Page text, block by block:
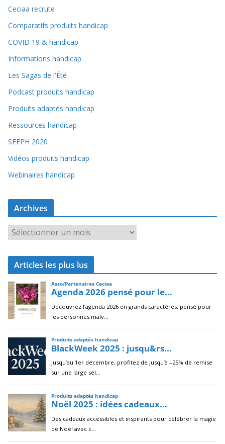
Ceciaa recrute
Comparatifs produits handicap
COVID 19 & handicap
Informations handicap
Les Sagas de l'Été
Podcast produits handicap
Produits adaptés handicap
Ressources handicap
SEEPH 2020
Vidéos produits handicap
Webinaires handicap
Archives
r
c
i
v
e
s
Articles les plus lus